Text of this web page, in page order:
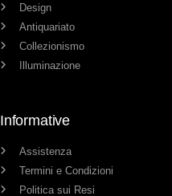
Design
Antiquariato
Collezionismo
Illuminazione
Informative
Assistenza
Termini e Condizioni
Politica sui Resi